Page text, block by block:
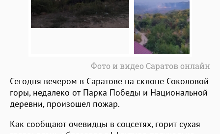
Фото и видео Саратов онлайн
Сегодня вечером в Саратове на склоне Соколовой
горы, недалеко от Парка Победы и Национальной
деревни, произошел пожар.
Как сообщают очевидцы в соцсетях, горит сухая